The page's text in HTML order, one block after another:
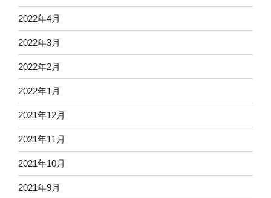
2022年4月
2022年3月
2022年2月
2022年1月
2021年12月
2021年11月
2021年10月
2021年9月